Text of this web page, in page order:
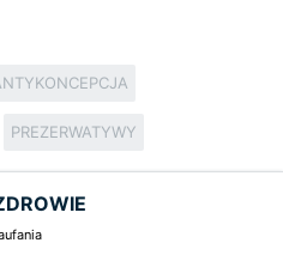
PREZERWATYWY